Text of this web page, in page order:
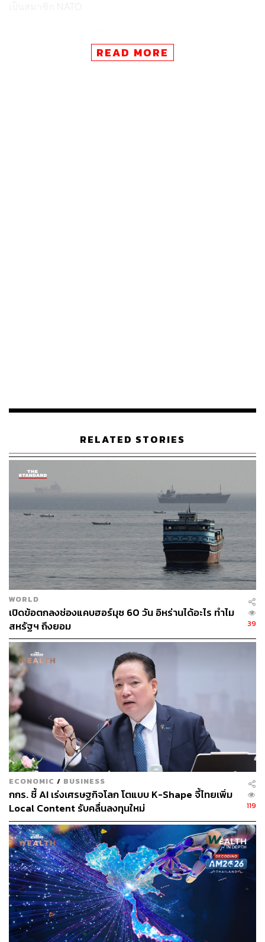
ปฏิเสธจะไม่สละดินแดนหากปราศจากการรับประกันความ
มั่นคงที่แข็งแกร่งจากสหรัฐฯ​ และชาติยุโรป เพื่อให้แน่ใจว่า
ภาพประกอบ: กริน วสุรัฐกร
อ้างอิง:
https://www.bbc.com/news/articles/cy4dq2yve5lo
https://www.bbc.com/news/articles/c5yp4jggrj2o
https://www.axios.com/2025/08/18/trump-putin-zelen
sky-war-peace-talks
https://www.cnbc.com/2025/08/18/trump-zelenskyy-u
kraine-putin-live-updates.html
TAGS: Ukraine
Volodymyr Zelenskyy
The European Union
องค์การสนธิสัญญาป้องกันแอตแลนติกเหนือ (NATO)
สงครามยูเครน-รัสเซีย
Vladimir Putin
สหภาพยุโรป (EU)
Donald Trump USA
READ MORE
RELATED STORIES
WORLD
เปิดข้อตกลงช่องแคบฮอร์มุซ 60 วัน อิหร่านได้อะไร ทำไม
สหรัฐฯ ถึงยอม
39
ECONOMIC / BUSINESS
กกร. ชี้ AI เร่งเศรษฐกิจโลก โตแบบ K-Shape จี้ไทยเพิ่ม
Local Content รับคลื่นลงทุนใหม่
119